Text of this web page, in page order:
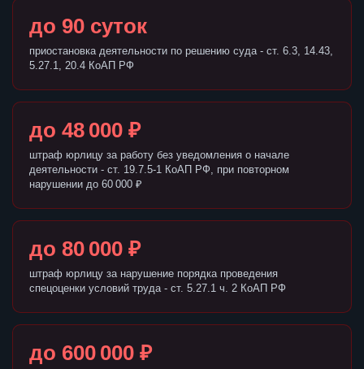
до 90 суток
приостановка деятельности по решению суда - ст. 6.3, 14.43,
5.27.1, 20.4 КоАП РФ
до 48 000 ₽
штраф юрлицу за работу без уведомления о начале
деятельности - ст. 19.7.5-1 КоАП РФ, при повторном
нарушении до 60 000 ₽
до 80 000 ₽
штраф юрлицу за нарушение порядка проведения
спецоценки условий труда - ст. 5.27.1 ч. 2 КоАП РФ
до 600 000 ₽